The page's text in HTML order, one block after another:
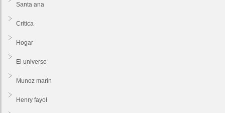
Santa ana
Critica
Hogar
El universo
Munoz marin
Henry fayol